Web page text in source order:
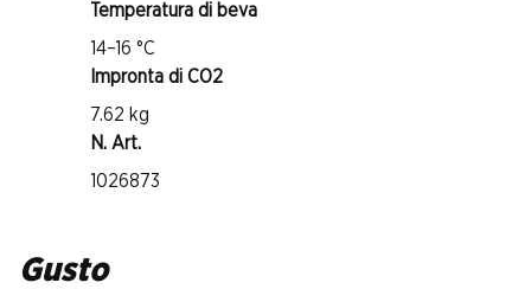
Temperatura di beva
14–16 °C
Impronta di CO2
7.62 kg
N. Art.
1026873
Gusto